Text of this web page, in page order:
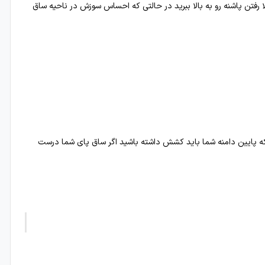
رفتن پاشنه رو به بالا ببرید در حالتی که احساس سوزش در ناحیه ساق
پایین دامنه شما باید کشش داشته باشید اگر ساق پای شما درست